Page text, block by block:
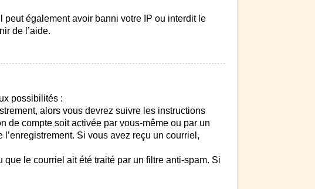
peut également avoir banni votre IP ou interdit le
de l’aide.
possibilités :
alors vous devrez suivre les instructions
de compte soit activée par vous-même ou par un
Si vous avez reçu un courriel,
le courriel ait été traité par un filtre anti-spam. Si